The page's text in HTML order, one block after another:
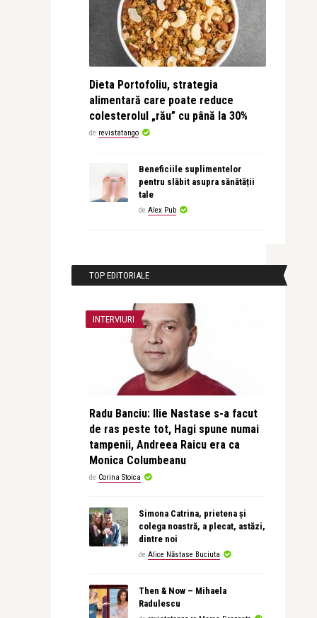
Dieta Portofoliu, strategia
alimentară care poate reduce
colesterolul „rău” cu până la 30%
de revistatango
Beneficiile suplimentelor
pentru slăbit asupra sănătății
tale
de Alex Pub
TOP EDITORIALE
INTERVIURI
Radu Banciu: Ilie Nastase s-a facut
de ras peste tot, Hagi spune numai
tampenii, Andreea Raicu era ca
Monica Columbeanu
de Corina Stoica
Simona Catrina, prietena și
colega noastră, a plecat, astăzi,
dintre noi
de Alice Năstase Buciuta
Then & Now – Mihaela
Radulescu